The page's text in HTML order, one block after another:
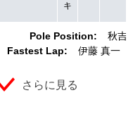
Pole Position:
秋吉
Fastest Lap:
伊藤 真一
キ
さらに見る